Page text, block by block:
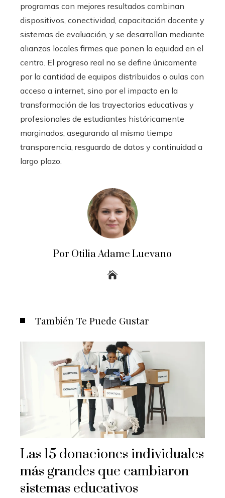
programas con mejores resultados combinan
dispositivos, conectividad, capacitación docente y
sistemas de evaluación, y se desarrollan mediante
alianzas locales firmes que ponen la equidad en el
centro. El progreso real no se define únicamente
por la cantidad de equipos distribuidos o aulas con
acceso a internet, sino por el impacto en la
transformación de las trayectorias educativas y
profesionales de estudiantes históricamente
marginados, asegurando al mismo tiempo
transparencia, resguardo de datos y continuidad a
largo plazo.
Por Otilia Adame Luevano
También Te Puede Gustar
Las 15 donaciones individuales
más grandes que cambiaron
sistemas educativos